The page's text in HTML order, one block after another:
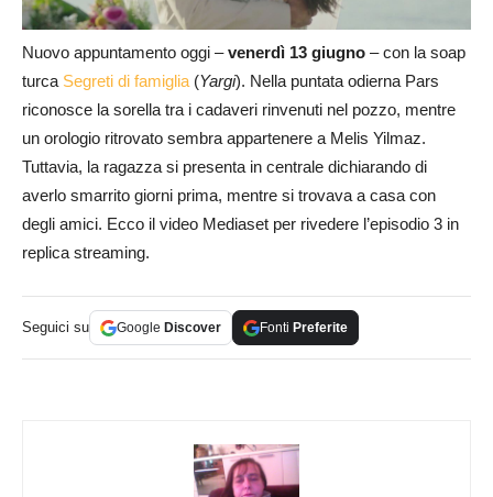
Nuovo appuntamento oggi –venerdì 13 giugno – con la soap
turca Segreti di famiglia(Yargi). Nella puntata odierna Pars
riconosce la sorella tra i cadaveri rinvenuti nel pozzo, mentre
un orologio ritrovato sembra appartenere a Melis Yilmaz.
Tuttavia, la ragazza si presenta in centrale dichiarando di
averlo smarrito giorni prima, mentre si trovava a casa con
degli amici. Ecco il video Mediaset per rivedere l’episodio 3 in
replica streaming.
Seguici su Google Discover Fonti Preferite